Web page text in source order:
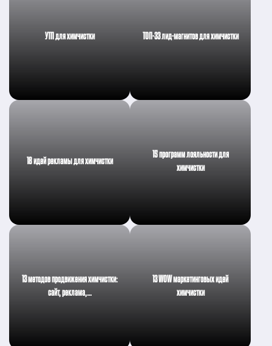
УТП для химчистки ТОП-33 лид-магнитов для химчистки
18 идей рекламы для химчистки
15 программ лояльности для
химчистки
13 методов продвижения химчистки:
сайт, реклама,…
13 WOW маркетинговых идей
химчистки